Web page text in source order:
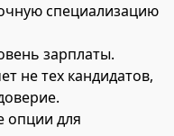
специализацию
зарплаты.
не тех кандидатов,
опции для